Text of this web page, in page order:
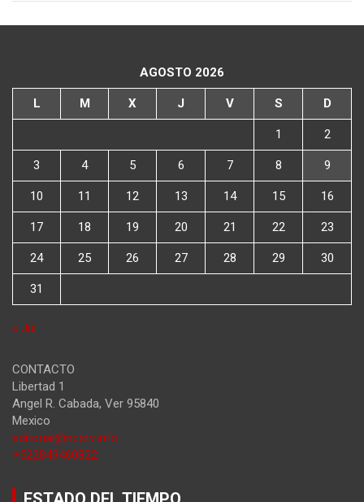
AGOSTO 2026
L M X J V S D
1 2
3 4 5 6 7 8 9
10 11 12 13 14 15 16
17 18 19 20 21 22 23
24 25 26 27 28 29 30
31
« Jul
CONTACTO
Libertad 1
Angel R. Cabada, Ver 95840
Mexico
editorial@ncstv.info
+522849460822